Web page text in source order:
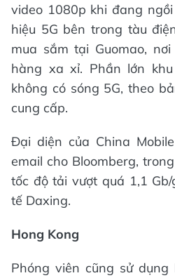
video 1080p khi đang
hiệu 5G bên trong tàu
mua sắm tại Guomao,
hàng xa xỉ. Phần lớn
không có sóng 5G, theo
cung cấp.
Đại diện của China
email cho Bloomberg,
tốc độ tải vượt quá 1,1
tế Daxing.
Hong Kong
Phóng viên cũng sử